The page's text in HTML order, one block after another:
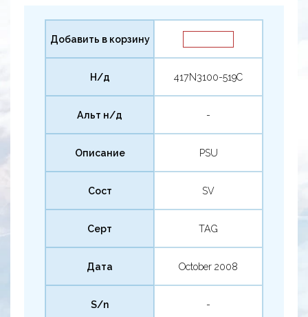
Добавить в корзину
Н/д 417N3100-519C
Альт н/д -
Описание PSU
Сост SV
Серт TAG
Дата October 2008
S/n -